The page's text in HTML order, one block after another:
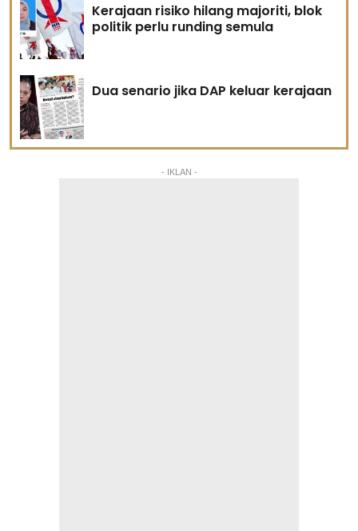
Kerajaan risiko hilang majoriti, blok
politik perlu runding semula
Dua senario jika DAP keluar kerajaan
- IKLAN -